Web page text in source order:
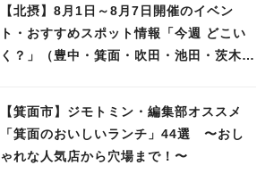
【北摂】8月1日～8月7日開催のイベン
ト・おすすめスポット情報「今週 どこい
く？」（豊中・箕面・吹田・池田・茨木・
【箕面市】ジモトミン・編集部オススメ
「箕面のおいしいランチ」44選 〜おし
ゃれな人気店から穴場まで！〜